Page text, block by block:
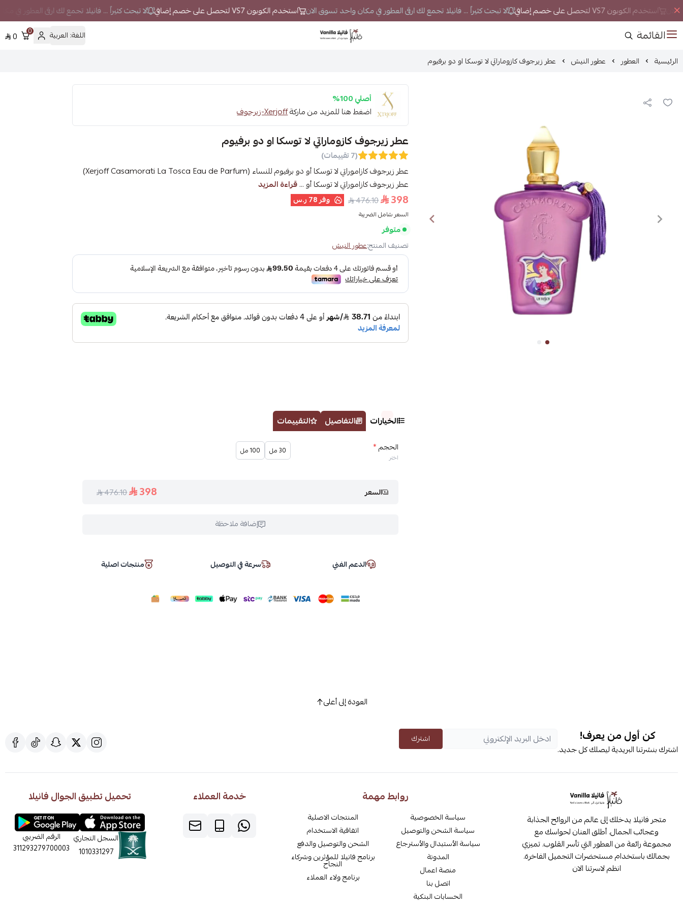
استخدم الكوبون VS7 لتحصل على خصم إضافي لا تبحث كثيراً ... فانيلا تجمع لك ارقى العطور في مكان واحد تسوق الان استخدم الكوبون VS7 لتحصل على خصم إضافي لا تبحث كثيراً ... فانيلا تجمع لك ارقى العطور في
القائمة فانيلا اللغة: العربية 0
0
الرئيسية العطور عطور النيش عطر زيرجوف كازوماراتي لا توسكا او دو برفيوم
أصلي 100%
اضغط هنا للمزيد من ماركةXerjoff-زيرجوف
عطر زيرجوف كازوماراتي لا توسكا او دو برفيوم
(7 تقييمات)
عطر زيرجوف كازاموراتي لا توسكا أو دو برفيوم للنساء (Xerjoff Casamorati La Tosca Eau de Parfum)
عطر زيرجوف كازاموراتي لا توسكا أو ...قراءة المزيد
398
476.10 وفر78 ر.س
السعر شامل الضريبة
متوفر
تصنيف المنتج:عطور النيش
الخيارات التفاصيل التقييمات
الحجم*
اختر
30 مل 100 مل
السعر 398
476.10
إضافة ملاحظة
الدعم الفني سرعة في التوصيل منتجات اصلية
العودة إلى أعلى
كن أول من يعرف!
اشترك بنشرتنا البريدية ليصلك كل جديد.
اشترك
متجر فانيلا يدخلك إلى عالم من الروائح الجذابة
وعجائب الجمال. أطلق العنان لحواسك مع
مجموعة رائعة من العطور التي تأسر القلوب. تميزي
بجمالك باستخدام مستحضرات التجميل الفاخرة.
انظم لاسرتنا الان
روابط مهمة
سياسة الخصوصية
سياسة الشحن والتوصيل
سياسة الأستبدال والأسترجاع
المدونة
منصة اعمال
اتصل بنا
الحسابات البنكية
المنتجات الاصلية
اتفاقية الاستخدام
الشحن والتوصيل والدفع
برنامج فانيلا للمؤثرين وشركاء
النجاح
برنامج ولاء العملاء
خدمة العملاء تحميل تطبيق الجوال فانيلا
السجل التجاري
1010331297
الرقم الضريبي
311293279700003